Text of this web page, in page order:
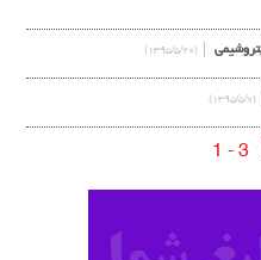
(۱۳۹۵/۵/۲۰)
(۱۳۹۵/۵/۷)
1 - 3